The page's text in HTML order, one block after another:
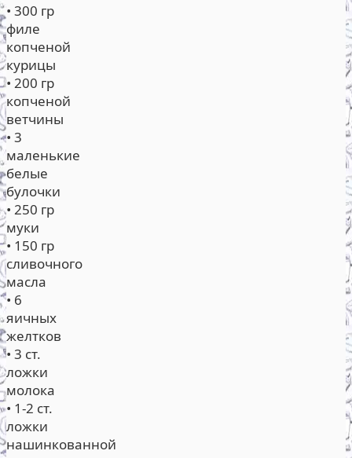
• 300 гр
филе
копченой
курицы
• 200 гр
копченой
ветчины
• 3
маленькие
белые
булочки
• 250 гр
муки
• 150 гр
сливочного
масла
• 6
яичных
желтков
• 3 ст.
ложки
молока
• 1-2 ст.
ложки
нашинкованной